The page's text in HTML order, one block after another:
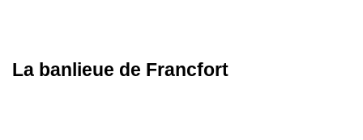
La banlieue de Francfort